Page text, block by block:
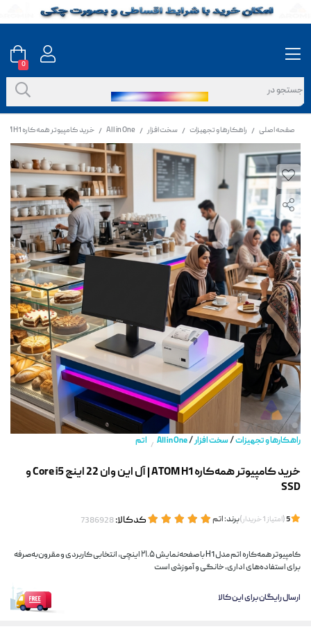
صفحه اصلی / راهکارها و تجهیزات / سخت افزار /
All in One
/ خرید کامپیوتر همه‌کاره ATOM H1 | آل این وان 22 اینچ Core i5 و SSD
راهکارها و تجهیزات/سخت افزار/
All in One
/ اتم
خرید کامپیوتر همه‌کاره ATOM H1 | آل این وان 22 اینچ Core i5 و
SSD
(امتیاز1خریدار)برند:اتم کدکالا:
کامپیوتر همه‌کاره اتم مدل H1 با صفحه‌نمایش ۲۱.۵ اینچی، انتخابی کاربردی و مقرون‌به‌صرفه
برای استفاده‌های اداری، خانگی و آموزشی است
ارسال رایگان برای این کالا
0